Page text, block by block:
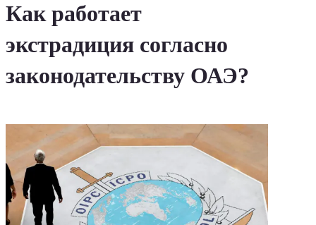
Как работает
экстрадиция согласно
законодательству ОАЭ?